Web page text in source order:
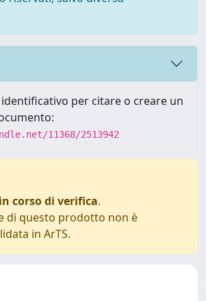
per citare o creare un
11368/2513942
corso di verifica.
di questo prodotto non è
in ArTS.